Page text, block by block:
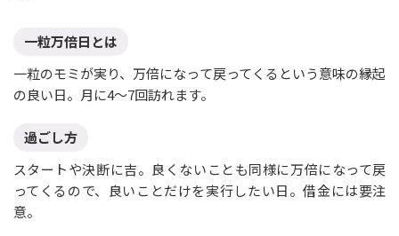
一粒万倍日とは
一粒のモミが実り、万倍になって戻ってくるという意味の縁起
の良い日。月に4〜7回訪れます。
過ごし方
スタートや決断に吉。良くないことも同様に万倍になって戻
ってくるので、良いことだけを実行したい日。借金には要注
意。